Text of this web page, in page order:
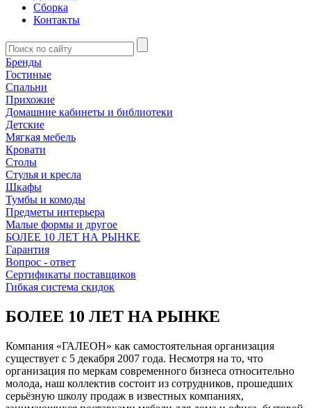
Сборка
Контакты
Бренды
Гостиные
Спальни
Прихожие
Домашние кабинеты и библиотеки
Детские
Мягкая мебель
Кровати
Столы
Стулья и кресла
Шкафы
Тумбы и комоды
Предметы интерьера
Малые формы и другое
БОЛЕЕ 10 ЛЕТ НА РЫНКЕ
Гарантия
Вопрос - ответ
Сертификаты поставщиков
Гибкая система скидок
БОЛЕЕ 10 ЛЕТ НА РЫНКЕ
Компания «ГАЛЕОН» как самостоятельная организация
существует с 5 декабря 2007 года. Несмотря на то, что
организация по меркам современного бизнеса относительно
молода, наш коллектив состоит из сотрудников, прошедших
серьёзную школу продаж в известных компаниях,